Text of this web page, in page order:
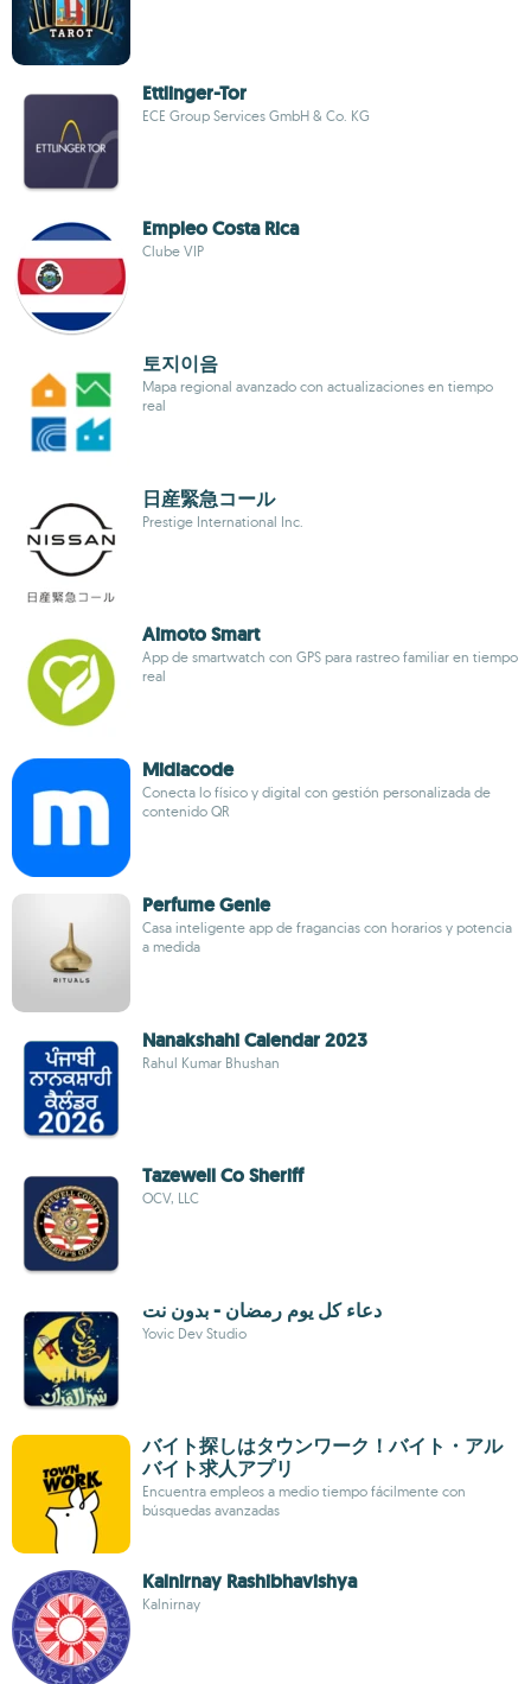
Ettlinger-Tor
ECE Group Services GmbH & Co. KG
Empleo Costa Rica
Clube VIP
토지이음
Mapa regional avanzado con actualizaciones en tiempo
real
日産緊急コール
Prestige International Inc.
Aimoto Smart
App de smartwatch con GPS para rastreo familiar en tiempo
real
Midiacode
Conecta lo físico y digital con gestión personalizada de
contenido QR
Perfume Genie
Casa inteligente app de fragancias con horarios y potencia
a medida
Nanakshahi Calendar 2023
Rahul Kumar Bhushan
Tazewell Co Sheriff
OCV, LLC
دعاء كل يوم رمضان - بدون نت
Yovic Dev Studio
バイト探しはタウンワーク！バイト・アル
バイト求人アプリ
Encuentra empleos a medio tiempo fácilmente con
búsquedas avanzadas
Kalnirnay Rashibhavishya
Kalnirnay